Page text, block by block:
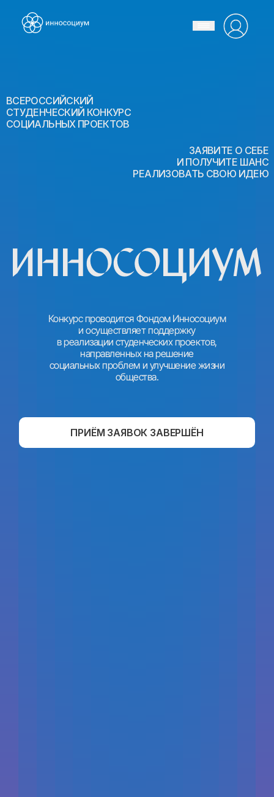
ВСЕРОССИЙСКИЙ
СТУДЕНЧЕСКИЙ КОНКУРС
СОЦИАЛЬНЫХ ПРОЕКТОВ
ЗАЯВИТЕ О СЕБЕ
И ПОЛУЧИТЕ ШАНС
РЕАЛИЗОВАТЬ СВОЮ ИДЕЮ
Конкурс проводится Фондом Инносоциум
и осуществляет поддержку
в реализации студенческих проектов,
направленных на решение
социальных проблем и улучшение жизни
общества.
ПРИЁМ ЗАЯВОК ЗАВЕРШЁН